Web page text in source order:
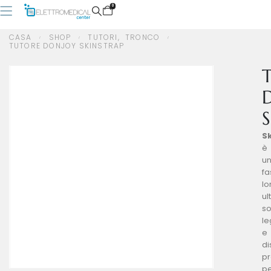
0
CASA SHOP TUTORI,
TRONCO
TUTORE DONJOY SKINSTRAP
è
e